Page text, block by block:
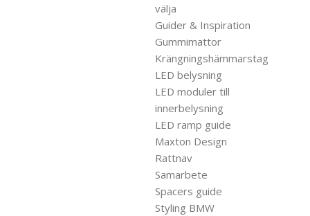
välja
Guider & Inspiration
Gummimattor
Krängningshämmarstag
LED belysning
LED moduler till
innerbelysning
LED ramp guide
Maxton Design
Rattnav
Samarbete
Spacers guide
Styling BMW